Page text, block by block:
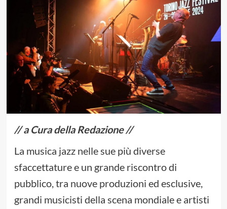
// a Cura della Redazione //
La musica jazz nelle sue più diverse
sfaccettature e un grande riscontro di
pubblico, tra nuove produzioni ed esclusive,
grandi musicisti della scena mondiale e artisti